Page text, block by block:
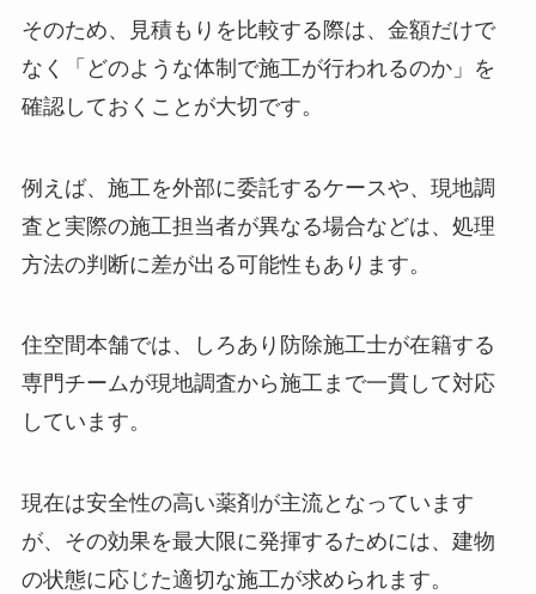
そのため、見積もりを比較する際は、金額だけで
なく「どのような体制で施工が行われるのか」を
確認しておくことが大切です。
例えば、施工を外部に委託するケースや、現地調
査と実際の施工担当者が異なる場合などは、処理
方法の判断に差が出る可能性もあります。
住空間本舗では、しろあり防除施工士が在籍する
専門チームが現地調査から施工まで一貫して対応
しています。
現在は安全性の高い薬剤が主流となっています
が、その効果を最大限に発揮するためには、建物
の状態に応じた適切な施工が求められます。